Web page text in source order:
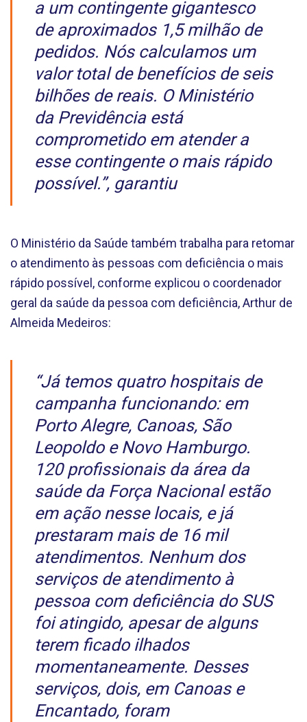
a um contingente gigantesco
de aproximados 1,5 milhão de
pedidos. Nós calculamos um
valor total de benefícios de seis
bilhões de reais. O Ministério
da Previdência está
comprometido em atender a
esse contingente o mais rápido
possível.”, garantiu
O Ministério da Saúde também trabalha para retomar
o atendimento às pessoas com deficiência o mais
rápido possível, conforme explicou o coordenador
geral da saúde da pessoa com deficiência, Arthur de
Almeida Medeiros:
“Já temos quatro hospitais de
campanha funcionando: em
Porto Alegre, Canoas, São
Leopoldo e Novo Hamburgo.
120 profissionais da área da
saúde da Força Nacional estão
em ação nesse locais, e já
prestaram mais de 16 mil
atendimentos. Nenhum dos
serviços de atendimento à
pessoa com deficiência do SUS
foi atingido, apesar de alguns
terem ficado ilhados
momentaneamente. Desses
serviços, dois, em Canoas e
Encantado, foram